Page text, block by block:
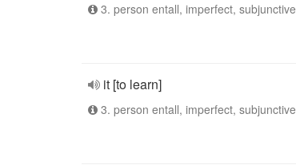
3. person entall, imperfect, subjunctive
it [to learn]
3. person entall, imperfect, subjunctive